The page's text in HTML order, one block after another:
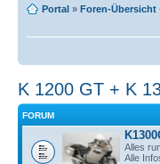
Portal » Foren-Übersicht
K 1200 GT + K
FORUM
Alles
Alle